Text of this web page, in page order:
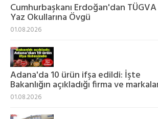
Cumhurbaşkanı Erdoğan'dan TÜGVA
Yaz Okullarına Övgü
01.08.2026
Adana'da 10 ürün ifşa edildi: İşte
Bakanlığın açıkladığı firma ve
01.08.2026